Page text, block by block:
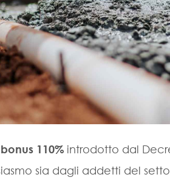
110% introdotto dal
sia dagli addetti del